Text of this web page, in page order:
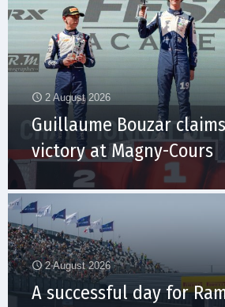
2 August 2026
Guillaume Bouzar
victory at Magny-Cours
2 August 2026
A successful day for